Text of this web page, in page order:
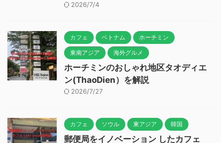
2026/7/4
カフェ ベトナム ホーチミン
東南アジア 海外グルメ
ホーチミンのおしゃれ地区タオディエ
ン(ThaoDien）を解説
2026/7/27
カフェ ソウル 東アジア 韓国
郵便局をイノベーション したカフェ